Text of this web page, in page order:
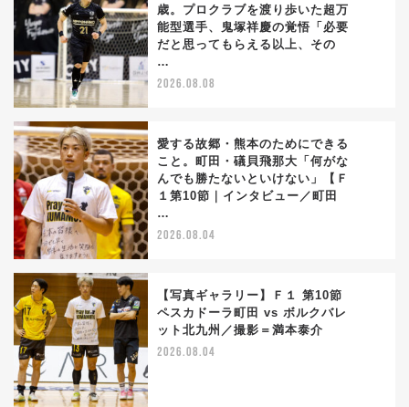
歳。プロクラブを渡り歩いた超万
能型選手、鬼塚祥慶の覚悟「必要
だと思ってもらえる以上、その
…
2026.08.08
愛する故郷・熊本のためにできる
こと。町田・礒貝飛那大「何がな
んでも勝たないといけない」【Ｆ
１第10節｜インタビュー／町田
…
2026.08.04
【写真ギャラリー】Ｆ１ 第10節
ペスカドーラ町田 vs ボルクバレ
ット北九州／撮影＝満本泰介
2026.08.04